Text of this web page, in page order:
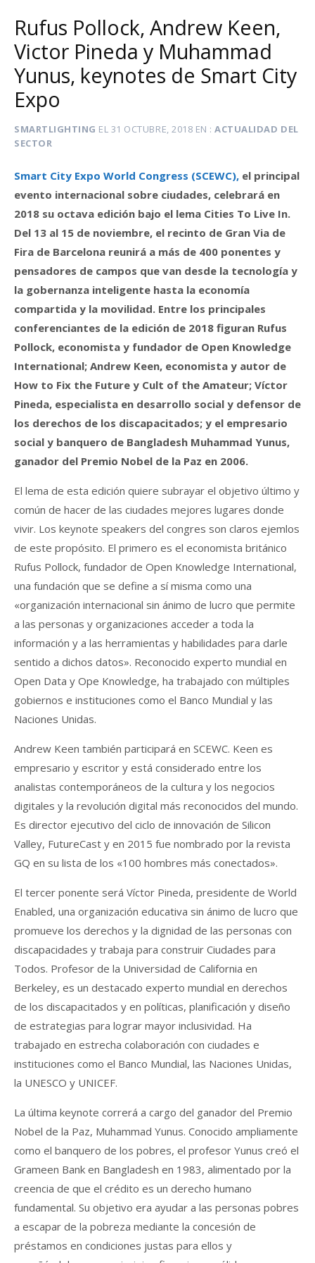
Rufus Pollock, Andrew Keen,
Victor Pineda y Muhammad
Yunus, keynotes de Smart City
Expo
SMARTLIGHTING EL 31 OCTUBRE, 2018 EN
ACTUALIDAD DEL
SECTOR
Smart City Expo World Congress (SCEWC), el principal
evento internacional sobre ciudades, celebrará en
2018 su octava edición bajo el lema Cities To Live In.
Del 13 al 15 de noviembre, el recinto de Gran Via de
Fira de Barcelona reunirá a más de 400 ponentes y
pensadores de campos que van desde la tecnología y
la gobernanza inteligente hasta la economía
compartida y la movilidad. Entre los principales
conferenciantes de la edición de 2018 figuran Rufus
Pollock, economista y fundador de Open Knowledge
International; Andrew Keen, economista y autor de
How to Fix the Future y Cult of the Amateur; Víctor
Pineda, especialista en desarrollo social y defensor de
los derechos de los discapacitados; y el empresario
social y banquero de Bangladesh Muhammad Yunus,
ganador del Premio Nobel de la Paz en 2006.
El lema de esta edición quiere subrayar el objetivo último y
común de hacer de las ciudades mejores lugares donde
vivir. Los keynote speakers del congres son claros ejemlos
de este propósito. El primero es el economista británico
Rufus Pollock, fundador de Open Knowledge International,
una fundación que se define a sí misma como una
«organización internacional sin ánimo de lucro que permite
a las personas y organizaciones acceder a toda la
información y a las herramientas y habilidades para darle
sentido a dichos datos». Reconocido experto mundial en
Open Data y Ope Knowledge, ha trabajado con múltiples
gobiernos e instituciones como el Banco Mundial y las
Naciones Unidas.
Andrew Keen también participará en SCEWC. Keen es
empresario y escritor y está considerado entre los
analistas contemporáneos de la cultura y los negocios
digitales y la revolución digital más reconocidos del mundo.
Es director ejecutivo del ciclo de innovación de Silicon
Valley, FutureCast y en 2015 fue nombrado por la revista
GQ en su lista de los «100 hombres más conectados».
El tercer ponente será Víctor Pineda, presidente de World
Enabled, una organización educativa sin ánimo de lucro que
promueve los derechos y la dignidad de las personas con
discapacidades y trabaja para construir Ciudades para
Todos. Profesor de la Universidad de California en
Berkeley, es un destacado experto mundial en derechos
de los discapacitados y en políticas, planificación y diseño
de estrategias para lograr mayor inclusividad. Ha
trabajado en estrecha colaboración con ciudades e
instituciones como el Banco Mundial, las Naciones Unidas,
la UNESCO y UNICEF.
La última keynote correrá a cargo del ganador del Premio
Nobel de la Paz, Muhammad Yunus. Conocido ampliamente
como el banquero de los pobres, el profesor Yunus creó el
Grameen Bank en Bangladesh en 1983, alimentado por la
creencia de que el crédito es un derecho humano
fundamental. Su objetivo era ayudar a las personas pobres
a escapar de la pobreza mediante la concesión de
préstamos en condiciones justas para ellos y